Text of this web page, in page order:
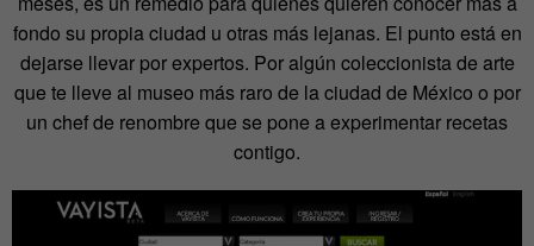
fondo su propia ciudad u otras más lejanas. El punto está en
dejarse llevar por expertos. Por algún coleccionista de arte
que te lleve al museo más raro de la ciudad de México o por
un chef de renombre que se pone a experimentar recetas
contigo.